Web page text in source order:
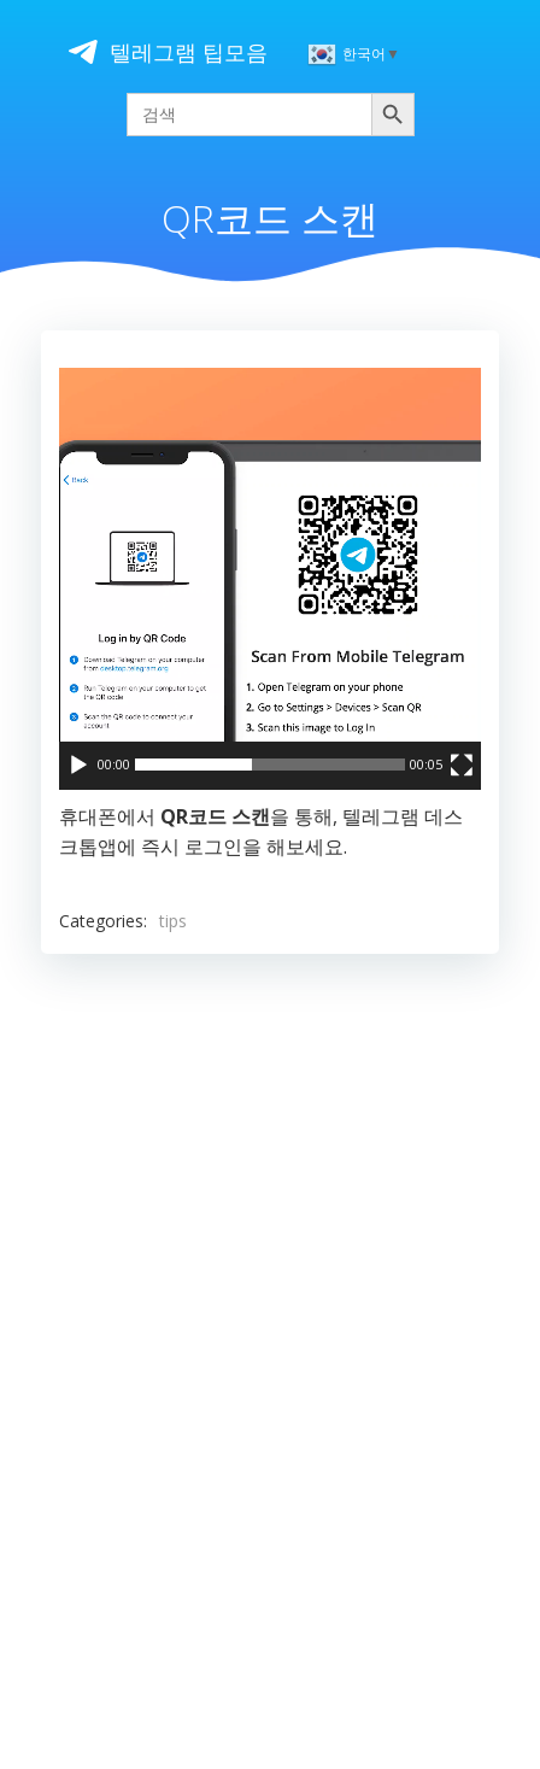
content
텔레그램 팁모음 한국어▼
Search
for:
검색
QR코드 스캔
오
플
00:00 00:05
휴대폰에서 QR코드 스캔을 통해, 텔레그램 데스
크톱앱에 즉시 로그인을 해보세요.
Categories: tips